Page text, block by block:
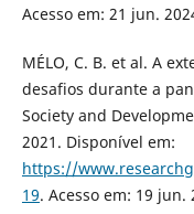
Acesso em: 21 jun.
MÉLO, C. B. et al. A
desafios durante a
Society and
2021. Disponível em:
https://
19. Acesso em: 19 jun.